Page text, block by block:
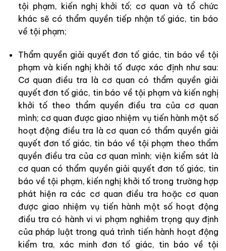
tội phạm, kiến nghị khởi tố; cơ quan và tổ chức
khác sẽ có thẩm quyền tiếp nhận tố giác, tin báo
về tội phạm;
Thẩm quyền giải quyết đơn tố giác, tin báo về tội
phạm và kiến nghị khởi tố được xác định như sau:
Cơ quan điều tra là cơ quan có thẩm quyền giải
quyết đơn tố giác, tin báo về tội phạm và kiến nghị
khởi tố theo thẩm quyền điều tra của cơ quan
mình; cơ quan được giao nhiệm vụ tiến hành một số
hoạt động điều tra là cơ quan có thẩm quyền giải
quyết đơn tố giác, tin báo về tội phạm theo thẩm
quyền điều tra của cơ quan mình; viện kiểm sát là
cơ quan có thẩm quyền giải quyết đơn tố giác, tin
báo về tội phạm, kiến nghị khởi tố trong trường hợp
phát hiện ra các cơ quan điều tra hoặc cơ quan
được giao nhiệm vụ tiến hành một số hoạt động
điều tra có hành vi vi phạm nghiêm trọng quy định
của pháp luật trong quá trình tiến hành hoạt động
kiểm tra, xác minh đơn tố giác, tin báo về tội